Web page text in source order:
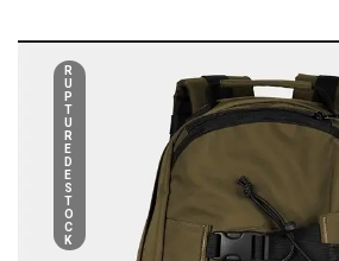
R
U
P
T
U
R
E
D
E
S
T
O
C
K